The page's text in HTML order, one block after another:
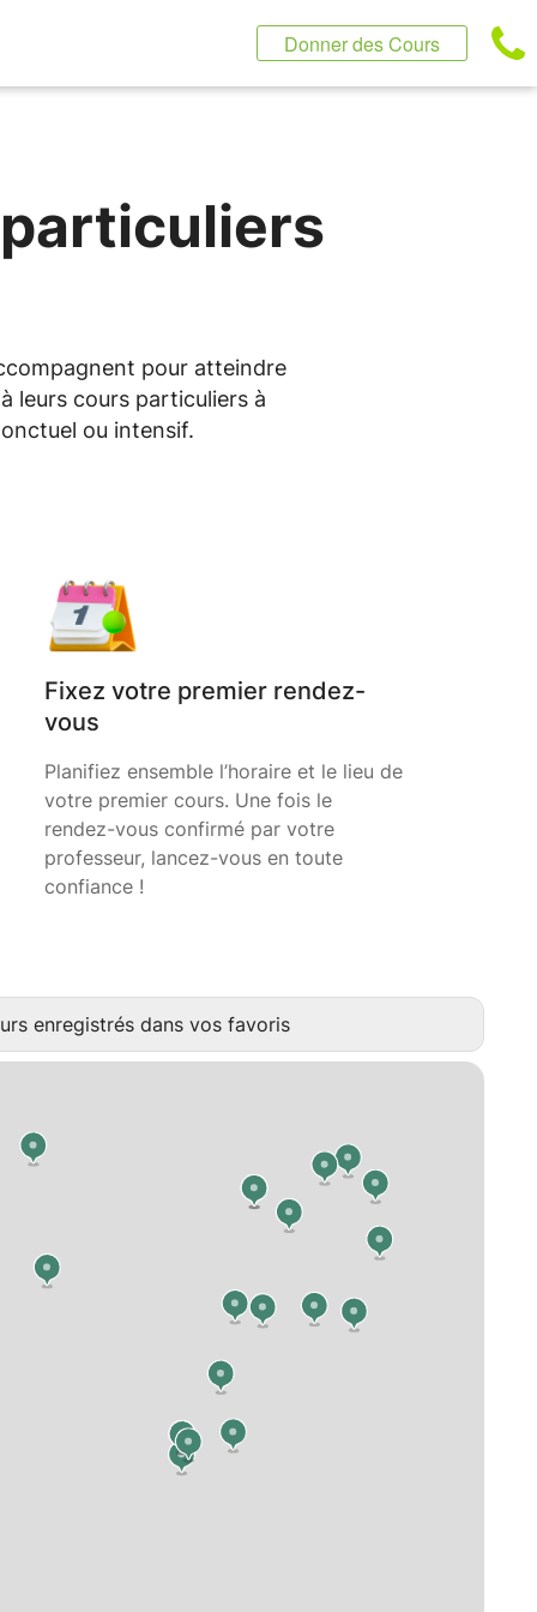
Donner des Cours
pour atteindre
leurs cours particuliers à
ou intensif.
Fixez votre premier rendez-
vous
Planifiez ensemble l’horaire et le lieu de
votre premier cours. Une fois le
rendez-vous confirmé par votre
professeur, lancez-vous en toute
confiance !
enregistrés dans vos favoris